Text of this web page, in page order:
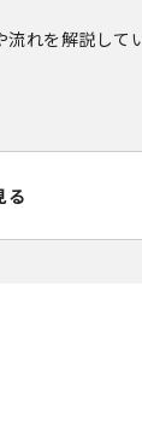
れを解説して
る